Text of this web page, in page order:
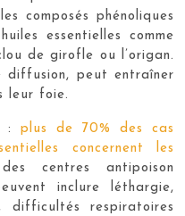
composés phénoliques
essentielles comme
de girofle ou l’origan.
diffusion, peut entraîner
leur foie.
:plus de 70% des cas
concernent les
centres antipoison
inclure léthargie,
difficultés respiratoires